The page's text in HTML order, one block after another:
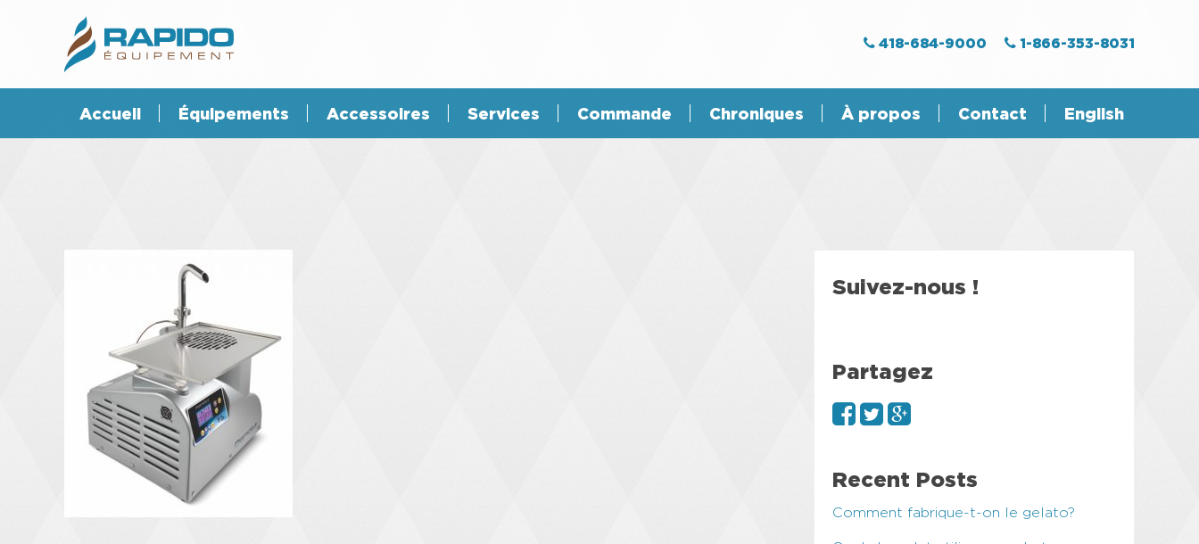
418-684-9000 1-866-353-8031
Accueil Équipements Accessoires Services Commande Chroniques À propos Contact English
Suivez-nous !
Partagez
Recent Posts
Comment fabrique-t-on le gelato?